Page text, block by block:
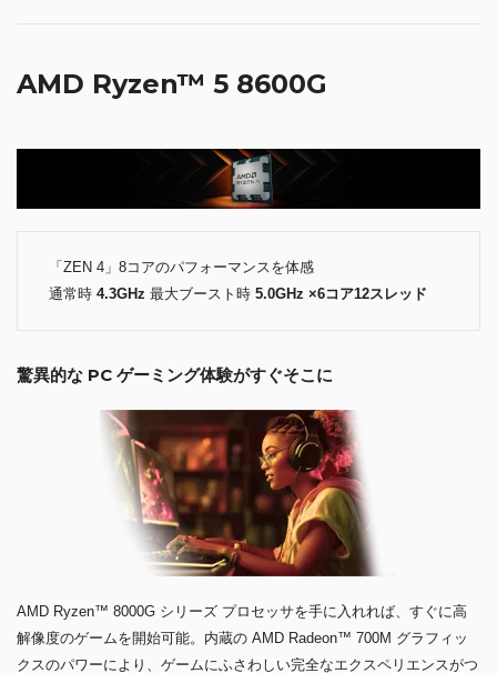
AMD Ryzen™ 5 8600G
「ZEN 4」8コアのパフォーマンスを体感
通常時 4.3GHz 最大ブースト時 5.0GHz ×6コア12スレッド
驚異的な PC ゲーミング体験がすぐそこに
AMD Ryzen™ 8000G シリーズ プロセッサを手に入れれば、すぐに高
解像度のゲームを開始可能。内蔵の AMD Radeon™ 700M グラフィッ
クスのパワーにより、ゲームにふさわしい完全なエクスペリエンスがつ